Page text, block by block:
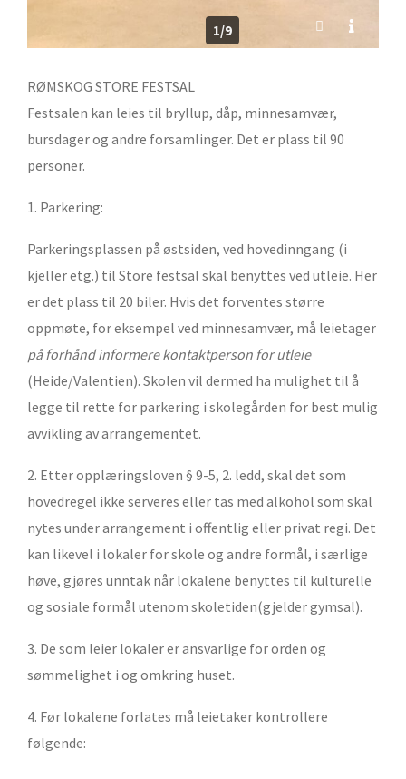
1/9
RØMSKOG STORE FESTSAL
Festsalen kan leies til bryllup, dåp, minnesamvær,
bursdager og andre forsamlinger. Det er plass til 90
personer.
1. Parkering:
Parkeringsplassen på østsiden, ved hovedinngang (i
kjeller etg.) til Store festsal skal benyttes ved utleie. Her
er det plass til 20 biler. Hvis det forventes større
oppmøte, for eksempel ved minnesamvær, må leietager
på forhånd informere kontaktperson for utleie
(Heide/Valentien). Skolen vil dermed ha mulighet til å
legge til rette for parkering i skolegården for best mulig
avvikling av arrangementet.
2. Etter opplæringsloven § 9-5, 2. ledd, skal det som
hovedregel ikke serveres eller tas med alkohol som skal
nytes under arrangement i offentlig eller privat regi. Det
kan likevel i lokaler for skole og andre formål, i særlige
høve, gjøres unntak når lokalene benyttes til kulturelle
og sosiale formål utenom skoletiden(gjelder gymsal).
3. De som leier lokaler er ansvarlige for orden og
sømmelighet i og omkring huset.
4. Før lokalene forlates må leietaker kontrollere
følgende: